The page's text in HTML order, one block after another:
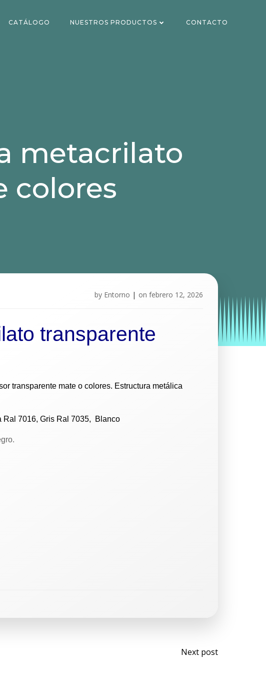
CATÁLOGO NUESTROS PRODUCTOS CONTACTO
metacrilato
colores
by Entorno | on febrero 12, 2026
transparente
transparente mate o colores. Estructura metálica
Ral 7016, Gris Ral 7035, Blanco
Next post